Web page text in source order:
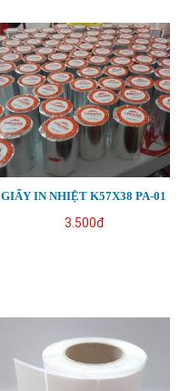
GIẤY IN NHIỆT K57X38 PA-01
3.500đ